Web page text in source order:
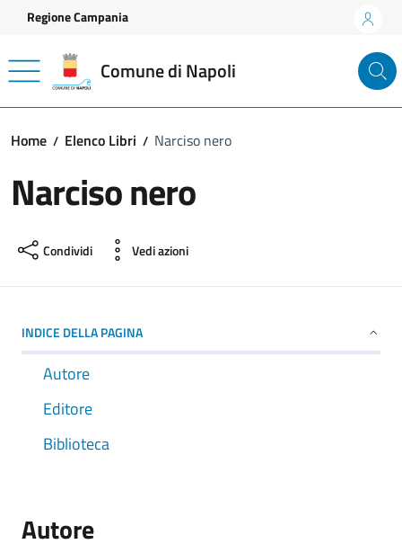
Vai ai contenuti
Vai al footer
Regione Campania
Comune di Napoli
Home Elenco Libri Narciso nero
Narciso nero
Condividi Vedi azioni
INDICE DELLA PAGINA
Autore
Editore
Biblioteca
Autore